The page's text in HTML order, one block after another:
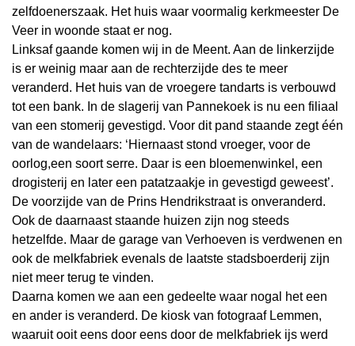
zelfdoenerszaak. Het huis waar voormalig kerkmeester De
Veer in woonde staat er nog.
Linksaf gaande komen wij in de Meent. Aan de linkerzijde
is er weinig maar aan de rechterzijde des te meer
veranderd. Het huis van de vroegere tandarts is verbouwd
tot een bank. In de slagerij van Pannekoek is nu een filiaal
van een stomerij gevestigd. Voor dit pand staande zegt één
van de wandelaars: ‘Hiernaast stond vroeger, voor de
oorlog,een soort serre. Daar is een bloemenwinkel, een
drogisterij en later een patatzaakje in gevestigd geweest’.
De voorzijde van de Prins Hendrikstraat is onveranderd.
Ook de daarnaast staande huizen zijn nog steeds
hetzelfde. Maar de garage van Verhoeven is verdwenen en
ook de melkfabriek evenals de laatste stadsboerderij zijn
niet meer terug te vinden.
Daarna komen we aan een gedeelte waar nogal het een
en ander is veranderd. De kiosk van fotograaf Lemmen,
waaruit ooit eens door eens door de melkfabriek ijs werd